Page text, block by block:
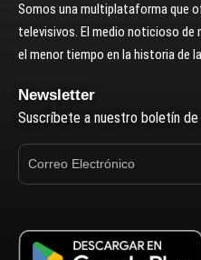
Somos una multiplataforma que
televisivos. El medio noticioso de
el menor tiempo en la historia de
Newsletter
Suscríbete a nuestro boletín de